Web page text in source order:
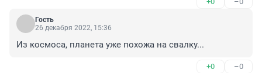
заработанные деньги....В налогах все уже сидит..... Не
там снимают фильм про "Бандитский Петербург"
Гость
26 декабря 2022, 15:36
Из космоса, планета уже похожа на свалку...
+0 –0